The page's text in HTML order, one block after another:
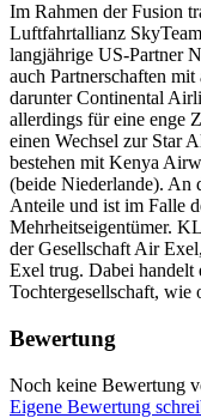
Im Rahmen der Fusion
Luftfahrtallianz
langjährige US-Partner
auch Partnerschaften
darunter Continental
allerdings für eine enge
einen Wechsel zur Star
bestehen mit Kenya
(beide Niederlande). An
Anteile und ist im Falle
Mehrheitseigentümer.
der Gesellschaft Air
Exel trug. Dabei handelt
Tochtergesellschaft, wie
Bewertung
Noch keine Bewertung
Eigene Bewertung